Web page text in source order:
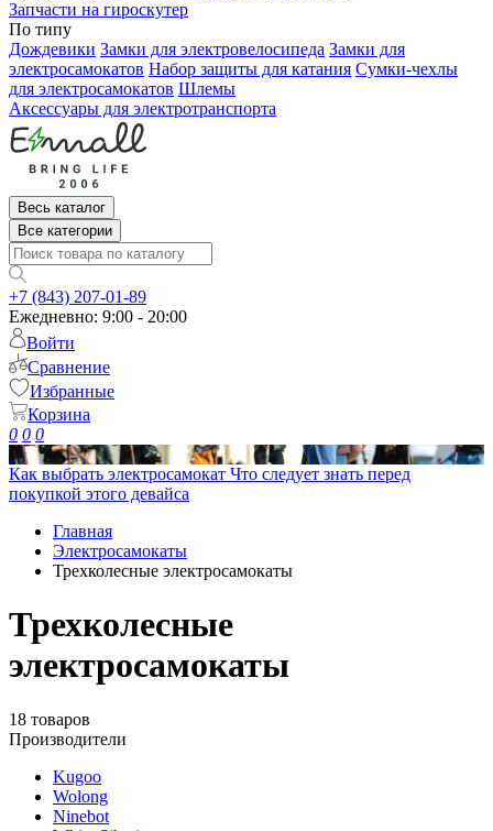
Запчасти на гироскутер
По типу
Дождевики Замки для электровелосипеда Замки для
электросамокатов Набор защиты для катания Сумки-чехлы
для электросамокатов Шлемы
Аксессуары для электротранспорта
Весь каталог
Все категории
+7 (843) 207-01-89
Ежедневно: 9:00 - 20:00
Войти
Сравнение
Избранные
Корзина
0 0 0
Как выбрать электросамокат Что следует знать перед
покупкой этого девайса
Главная
Электросамокаты
Трехколесные электросамокаты
Трехколесные
электросамокаты
18 товаров
Производители
Kugoo
Wolong
Ninebot